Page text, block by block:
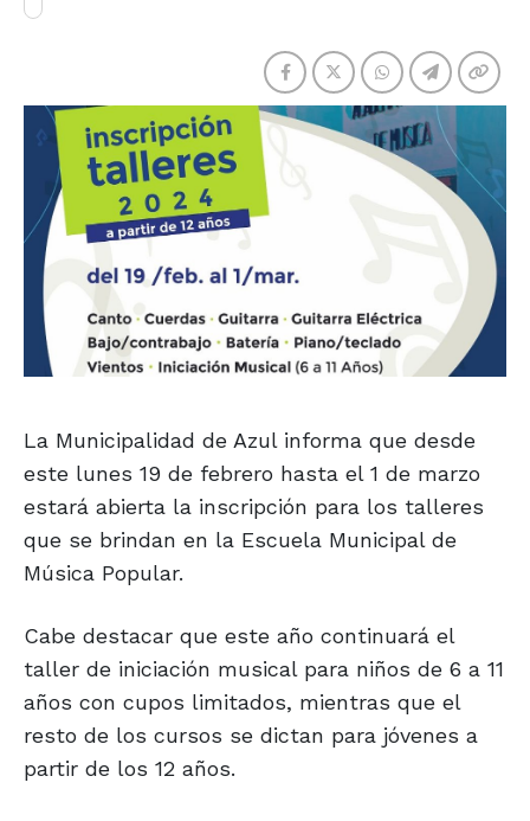
La Municipalidad de Azul informa que desde
este lunes 19 de febrero hasta el 1 de marzo
estará abierta la inscripción para los talleres
que se brindan en la Escuela Municipal de
Música Popular.
Cabe destacar que este año continuará el
taller de iniciación musical para niños de 6 a 11
años con cupos limitados, mientras que el
resto de los cursos se dictan para jóvenes a
partir de los 12 años.